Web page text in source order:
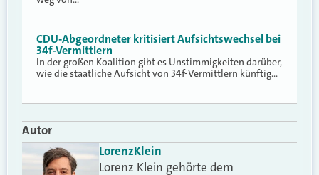
CDU-Abgeordneter kritisiert Aufsichtswechsel bei
34f-Vermittlern
In der großen Koalition gibt es Unstimmigkeiten darüber,
wie die staatliche Aufsicht von 34f-Vermittlern künftig…
Autor
LorenzKlein
Lorenz Klein gehörte dem